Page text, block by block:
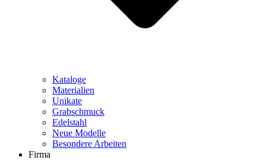
Kataloge
Materialien
Unikate
Grabschmuck
Edelstahl
Neue Modelle
Besondere Arbeiten
Firma